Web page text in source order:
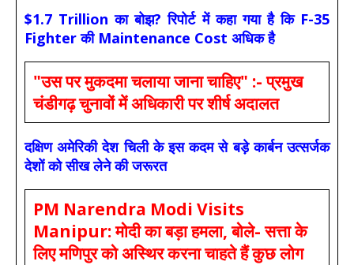
$1.7 Trillion का बोझ? रिपोर्ट में कहा गया है कि F-35
Fighter की Maintenance Cost अधिक है
"उस पर मुकदमा चलाया जाना चाहिए" :- प्रमुख
चंडीगढ़ चुनावों में अधिकारी पर शीर्ष अदालत
दक्षिण अमेरिकी देश चिली के इस कदम से बड़े कार्बन उत्सर्जक
देशों को सीख लेने की जरूरत
PM Narendra Modi Visits
Manipur: मोदी का बड़ा हमला, बोले- सत्ता के
लिए मणिपुर को अस्थिर करना चाहते हैं कुछ लोग